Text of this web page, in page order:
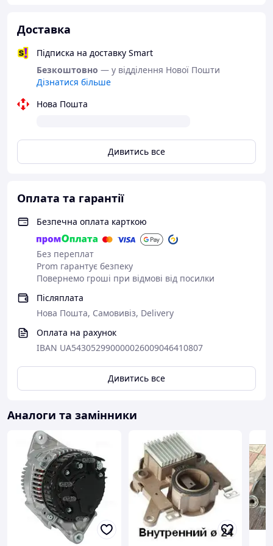
5705HG–Citroën/Peugeot
A003TA0591E
A4T02891B
Mitsubishi
A4T02891–Mitsubishi
A003TA0591F
9619333280
A003TA0591
Mitsubishi
5705N7–Citroen, Citroën/Peugeot, Peugeot
A3TA0591E –Mitsubishi
5705FR
A003TA0591D
5705E7
Citroen, Citroën/Peugeot, Peugeot
A004T02891A–Mitsubishi
A3TA0591D–Mitsubishi
A3TA0591–Mitsubishi
A3TA0591C –Mitsubishi
5705HN–Citroen, Citroën/Peugeot, Peugeot
A004T02891B–Mitsubishi
A3TA0591F–Mitsubishi
A4T02891A
Mitsubishi
A002T37691A –Mitsubishi
A002TA2091D
A002TA2091E–Mitsubishi
A002TA2091F –Mitsubishi
9616863280– Fiat, Lancia
5701A9– Citroen, Citroën/Peugeot
57057K–Citroen, Citroën/Peugeot
Citroën/Peugeot, Peugeot
Доставка
Підписка на доставку Smart
Безкоштовно — у відділення Нової Пошти
Дізнатися більше
Нова Пошта
Дивитись все
Оплата та гарантії
Безпечна оплата карткою
Без переплат
Prom гарантує безпеку
Повернемо гроші при відмові від посилки
Післяплата
Нова Пошта, Самовивіз, Delivery
Оплата на рахунок
IBAN UA543052990000026009046410807
Дивитись все
Аналоги та замінники